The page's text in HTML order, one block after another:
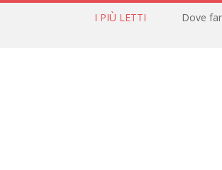
I PIÙ LETTI